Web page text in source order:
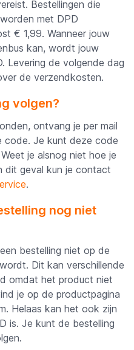
Bestellingen die
met DPD
€ 1,99. Wanneer jouw
kan, wordt jouw
Levering de volgende dag
de verzendkosten.
volgen?
ontvang je per mail
code. Je kunt deze code
je alsnog niet hoe je
dit geval kun je contact
.
nog niet
bestelling niet op de
Dit kan verschillende
omdat het product niet
je op de productpagina
Helaas kan het ook zijn
is. Je kunt de bestelling